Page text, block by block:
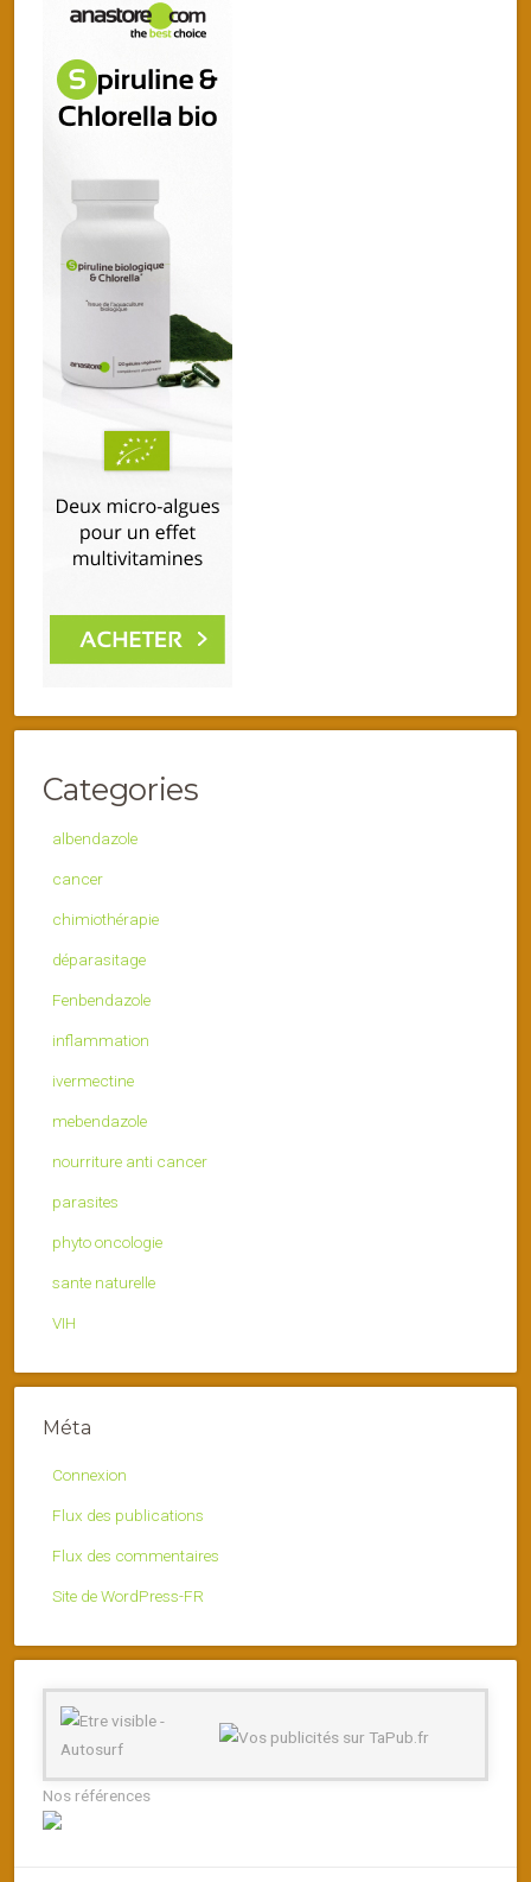
Categories
albendazole
cancer
chimiothérapie
déparasitage
Fenbendazole
inflammation
ivermectine
mebendazole
nourriture anti cancer
parasites
phyto oncologie
sante naturelle
VIH
Méta
Connexion
Flux des publications
Flux des commentaires
Site de WordPress-FR
Nos références